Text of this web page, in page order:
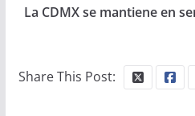
La CDMX se mantiene en
Share This Post: